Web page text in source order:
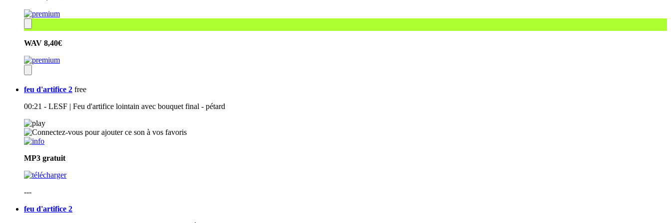
WAV 8,40€
feu d'artifice 2 free
00:21 - LESF | Feu d'artifice lointain avec bouquet final - pétard
MP3 gratuit
---
feu d'artifice 2